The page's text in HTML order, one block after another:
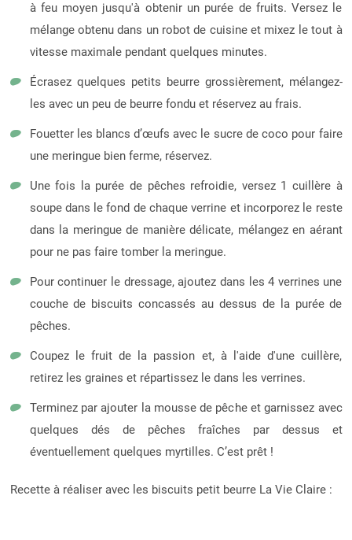
à feu moyen jusqu'à obtenir un purée de fruits. Versez le
mélange obtenu dans un robot de cuisine et mixez le tout à
vitesse maximale pendant quelques minutes.
Écrasez quelques petits beurre grossièrement, mélangez-
les avec un peu de beurre fondu et réservez au frais.
Fouetter les blancs d’œufs avec le sucre de coco pour faire
une meringue bien ferme, réservez.
Une fois la purée de pêches refroidie, versez 1 cuillère à
soupe dans le fond de chaque verrine et incorporez le reste
dans la meringue de manière délicate, mélangez en aérant
pour ne pas faire tomber la meringue.
Pour continuer le dressage, ajoutez dans les 4 verrines une
couche de biscuits concassés au dessus de la purée de
pêches.
Coupez le fruit de la passion et, à l'aide d'une cuillère,
retirez les graines et répartissez le dans les verrines.
Terminez par ajouter la mousse de pêche et garnissez avec
quelques dés de pêches fraîches par dessus et
éventuellement quelques myrtilles. C’est prêt !
Recette à réaliser avec les biscuits petit beurre La Vie Claire :